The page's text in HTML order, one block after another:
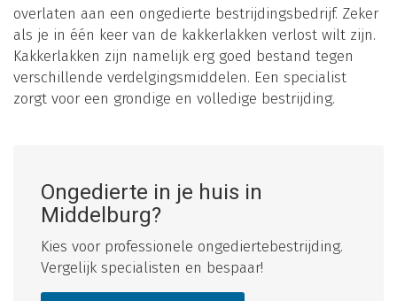
overlaten aan een ongedierte bestrijdingsbedrijf. Zeker
als je in één keer van de kakkerlakken verlost wilt zijn.
Kakkerlakken zijn namelijk erg goed bestand tegen
verschillende verdelgingsmiddelen. Een specialist
zorgt voor een grondige en volledige bestrijding.
Ongedierte in je huis in
Middelburg?
Kies voor professionele ongediertebestrijding.
Vergelijk specialisten en bespaar!